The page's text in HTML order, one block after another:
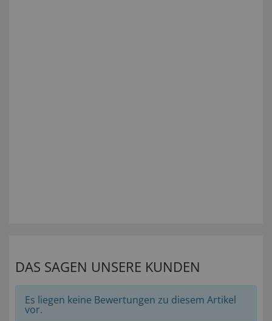
DAS SAGEN UNSERE KUNDEN
Es liegen keine Bewertungen zu diesem Artikel
vor.